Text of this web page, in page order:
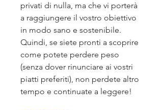
privati di nulla, ma che vi porterà
a raggiungere il vostro obiettivo
in modo sano e sostenibile.
Quindi, se siete pronti a scoprire
come potete perdere peso
(senza dover rinunciare ai vostri
piatti preferiti), non perdete altro
tempo e continuate a leggere!